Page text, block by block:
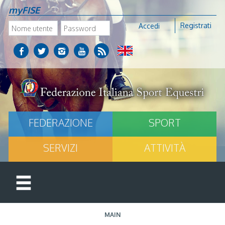
myFISE
Accedi Registrati
FEDERAZIONE
SPORT
SERVIZI
ATTIVITÀ
MAIN